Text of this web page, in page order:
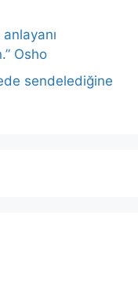
Osho
sendelediğine